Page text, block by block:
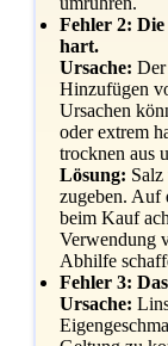
Fehler 2:
hart.
Ursache: Der
Hinzufügen
Ursachen
oder extrem
trocknen aus
Lösung: Salz
zugeben. Auf
beim Kauf
Verwendung
Abhilfe
Fehler 3:
Ursache: